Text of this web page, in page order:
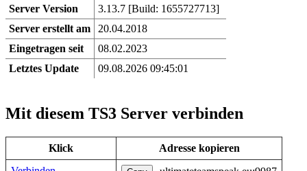
Server Version
3.13.7 [Build: 1655727713]
Server erstellt am
20.04.2018
Eingetragen seit
08.02.2023
Letztes Update
09.08.2026 09:45:01
Mit diesem TS3 Server verbinden
Klick
Adresse kopieren